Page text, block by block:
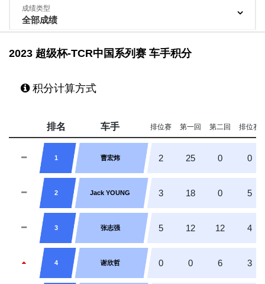
成绩类型
全部成绩
2023 超级杯-TCR中国系列赛 车手积分
积分计算方式
排名 车手 排位赛 第一回 第二回 排位赛
1 曹宏炜 2 25 0 0
2 Jack YOUNG 3 18 0 5
3 张志强 5 12 12 4
4 谢欣哲 0 0 6 3